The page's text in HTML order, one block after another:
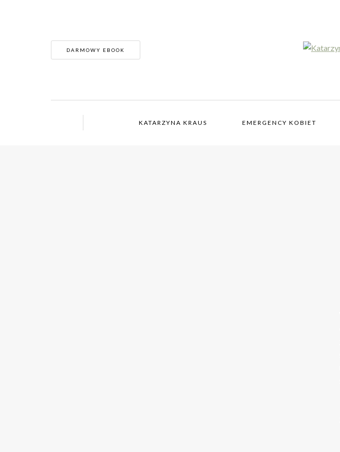
DARMOWY EBOOK
KATARZYNA KRAUS EMERGENCY KOBIET